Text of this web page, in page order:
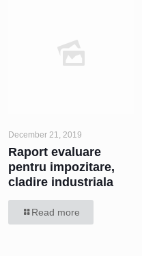
December 21, 2019
Raport evaluare
pentru impozitare,
cladire industriala
Read more